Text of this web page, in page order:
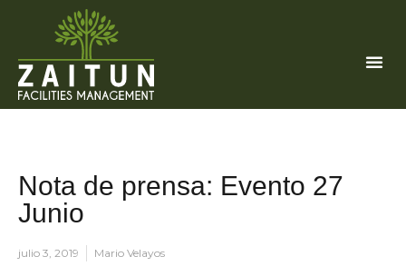
Nota de prensa: Evento 27
Junio
julio 3, 2019 Mario Velayos